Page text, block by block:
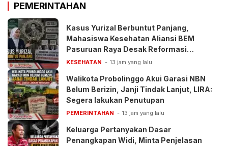
PEMERINTAHAN
Kasus Yurizal Berbuntut Panjang,
Mahasiswa Kesehatan Aliansi BEM
Pasuruan Raya Desak Reformasi
Pelayanan BPJS
KESEHATAN 13 jam yang lalu
Walikota Probolinggo Akui Garasi NBN
Belum Berizin, Janji Tindak Lanjut, LIRA:
Segera lakukan Penutupan
PEMERINTAHAN 13 jam yang lalu
Keluarga Pertanyakan Dasar
Penangkapan Widi, Minta Penjelasan